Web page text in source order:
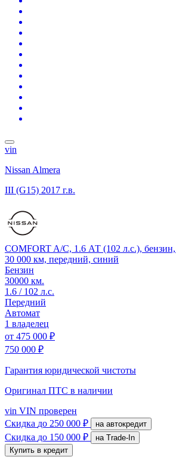
vin
Nissan Almera
III (G15) 2017 г.в.
COMFORT A/C, 1.6 АТ (102 л.с.), бензин,
30 000 км, передний, синий
Бензин
30000 км.
1.6 / 102 л.с.
Передний
Автомат
1 владелец
от 475 000 ₽
750 000 ₽
Гарантия юридической чистоты
Оригинал ПТС в наличии
vin VIN проверен
Скидка до 250 000 ₽ на автокредит
Скидка до 150 000 ₽
на Trade-In
Купить в кредит